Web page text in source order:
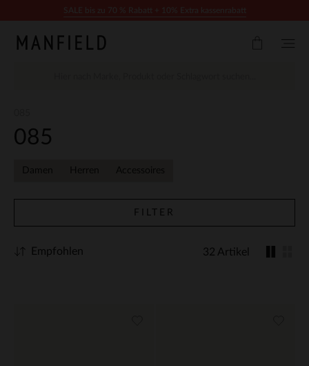
085
Damen Herren Accessoires
FILTER
32 Artikel
Empfohlen